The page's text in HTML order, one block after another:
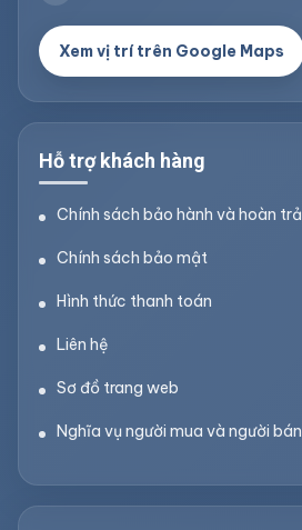
Xem vị trí trên Google Maps
Hỗ trợ khách hàng
Chính sách bảo hành và hoàn trả
Chính sách bảo mật
Hình thức thanh toán
Liên hệ
Sơ đồ trang web
Nghĩa vụ người mua và người bán